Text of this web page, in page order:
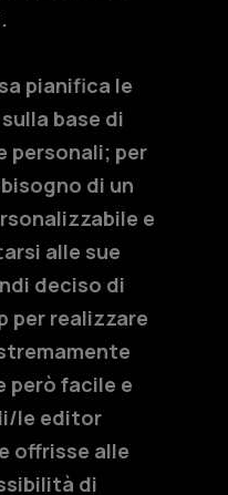
pianifica le
base di
personali; per
di un
e
alle sue
deciso di
per realizzare
però facile e
le editor
offrisse alle
di